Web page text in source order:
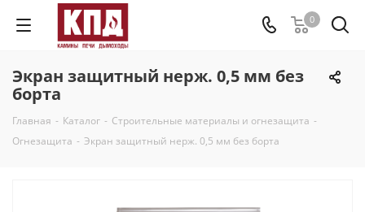
0
Экран защитный нерж. 0,5 мм без
борта
Главная - Каталог - Строительные материалы и огнезащита -
Огнезащита - Экран защитный нерж. 0,5 мм без борта